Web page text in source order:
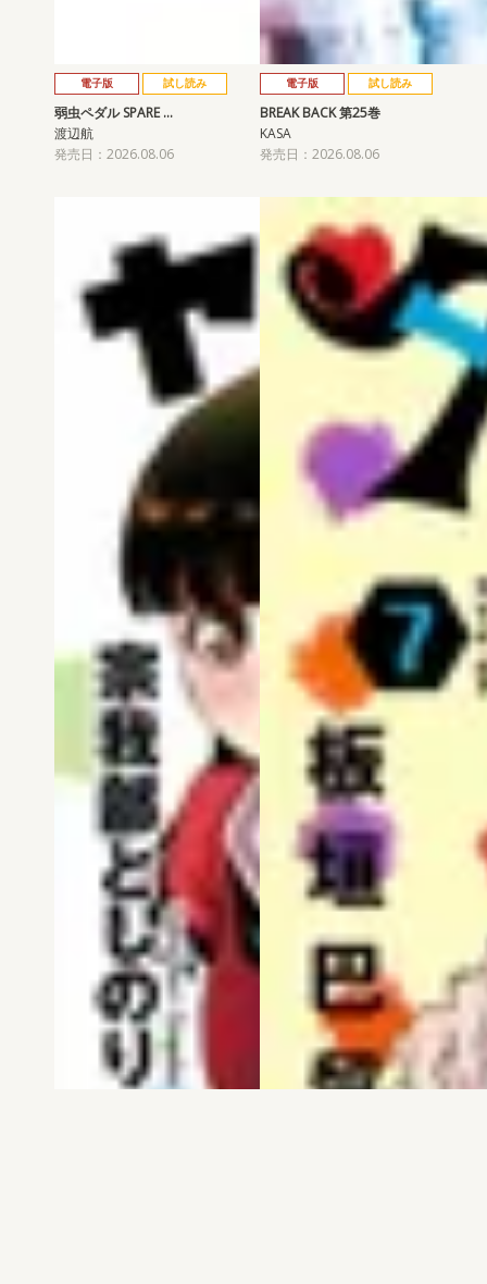
電子版 試し読み
弱虫ペダル SPARE …
渡辺航
発売日：2026.08.06
電子版 試し読み
BREAK BACK 第25巻
KASA
発売日：2026.08.06